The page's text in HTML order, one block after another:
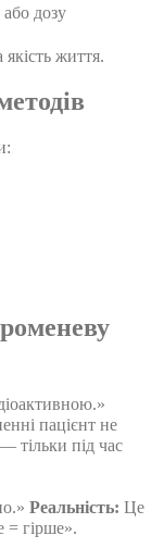
дозу
якість життя.
пацієнт не
тільки під час
Реальність: Це
= гірше».